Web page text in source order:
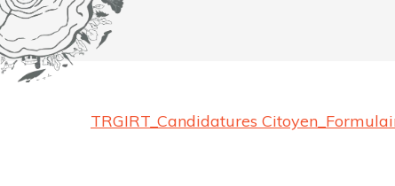
TRGIRT_Candidatures